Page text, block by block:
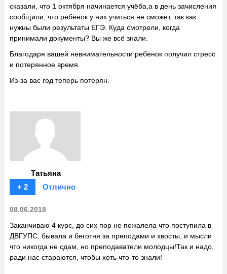
сказали, что 1 октября начинается учёба,а в день зачисления
сообщили, что ребёнок у них учиться не сможет, так как
нужны были результаты ЕГЭ. Куда смотрели, когда
принимали документы? Вы же всё знали.
Благодаря вашей невнимательности ребёнок получил стресс
и потерянное время.
Из-за вас год теперь потерян.
Татьяна
+ 2
Отлично
08.06.2018
Заканчиваю 4 курс, до сих пор не пожалела что поступила в
ДВГУПС, бывала и беготня за преподами и хвосты, и мысли
что никогда не сдам, но преподаватели молодцы!Так и надо,
ради нас стараются, чтобы хоть что-то знали!